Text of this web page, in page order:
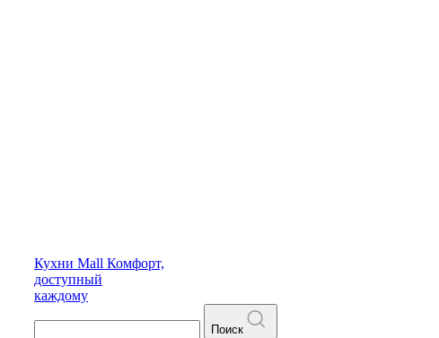
Кухни Mall Комфорт,
доступный
каждому
Поиск